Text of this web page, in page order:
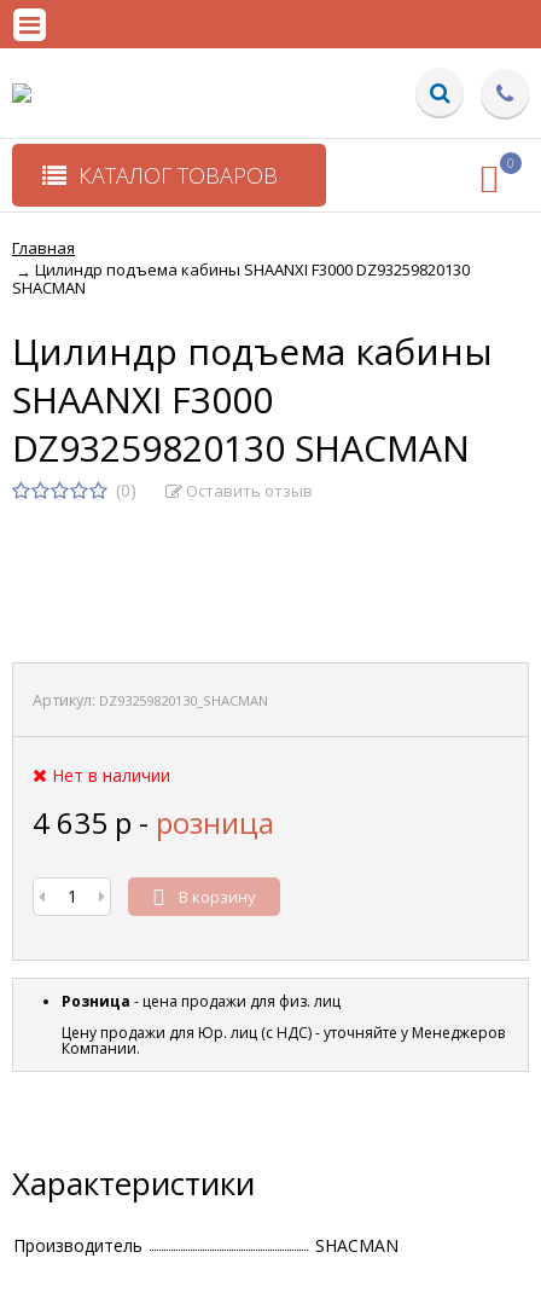
КАТАЛОГ ТОВАРОВ 0
Главная
→ Цилиндр подъема кабины SHAANXI F3000 DZ93259820130
SHACMAN
Цилиндр подъема кабины
SHAANXI F3000
DZ93259820130 SHACMAN
(0) Оставить отзыв
Артикул: DZ93259820130_SHACMAN
Нет в наличии
4 635 р - розница
В корзину
Розница - цена продажи для физ. лиц
Цену продажи для Юр. лиц (с НДС) - уточняйте у Менеджеров
Компании.
Характеристики
Производитель SHACMAN